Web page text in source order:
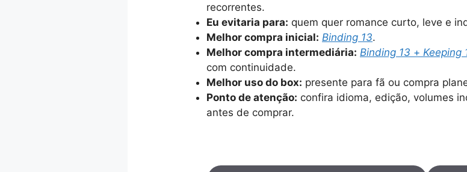
recorrentes.
Eu evitaria para: quem quer romance curto, leve e
Melhor compra inicial: Binding 13.
Melhor compra intermediária: Binding 13 + Keeping
com continuidade.
Melhor uso do box: presente para fã ou compra
Ponto de atenção: confira idioma, edição, volumes
antes de comprar.